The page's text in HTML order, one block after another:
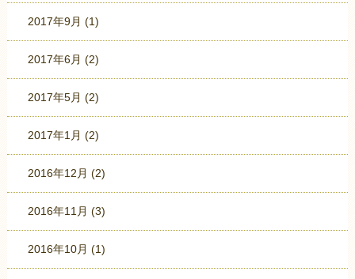
2017年9月 (1)
2017年6月 (2)
2017年5月 (2)
2017年1月 (2)
2016年12月 (2)
2016年11月 (3)
2016年10月 (1)